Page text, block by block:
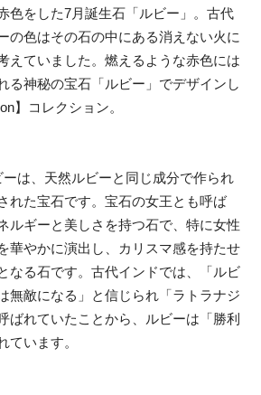
色をした7月誕生石「ルビー」。古代
の色はその石の中にある消えない火に
えていました。燃えるような赤色には
る神秘の宝石「ルビー」でデザインし
】コレクション。
は、天然ルビーと同じ成分で作られ
れた宝石です。宝石の女王とも呼ば
ルギーと美しさを持つ石で、特に女性
華やかに演出し、カリスマ感を持たせ
なる石です。古代インドでは、「ルビ
無敵になる」と信じられ「ラトラナジ
ばれていたことから、ルビーは「勝利
ています。